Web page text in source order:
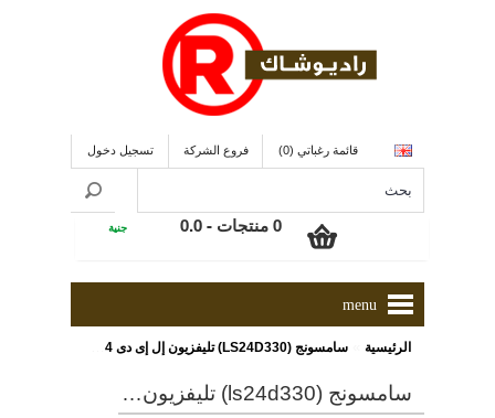
قائمة رغباتي (0) فروع الشركة تسجيل دخول
0 منتجات - 0.0 جنية
menu
الرئيسية سامسونج (LS24D330) تليفزيون إل إى دى 24 بوصة مزود بمنفذ D-SUB ذات معدل حركة 60 هرتز
سامسونج (ls24d330) تليفزيون إل إى دى 24 بوصة مزود بمنفذ d-sub ذات معدل حركة 60 هرتز